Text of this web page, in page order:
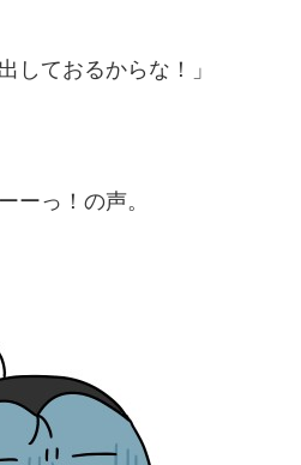
しておるからな！」
ーっ！の声。